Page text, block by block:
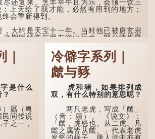
尽还复来。烹羊宰牛且为乐，会须一饮三
上天给了我才能，必然有用到的地方；
会重新得到。
大约是天宝十一年。当时他已被唐玄宗
这期间经常与朋友游山玩水，部分诗作显
是什么
屭（粤
民间传说
之一，
冷僻字系列｜
虤与豩
虎和猪，如果排列成
双，有什么特别的意思呢？
两只老虎，写成「虤」
（音：颜）。 《说文》：
「虤，虎怒也。从二虎。凡
虤之属皆从虤。」代表老虎